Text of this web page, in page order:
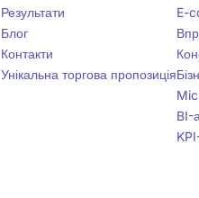
Результати
Блог
Контакти
Унікальна торгова пропозиція
E-
BI-